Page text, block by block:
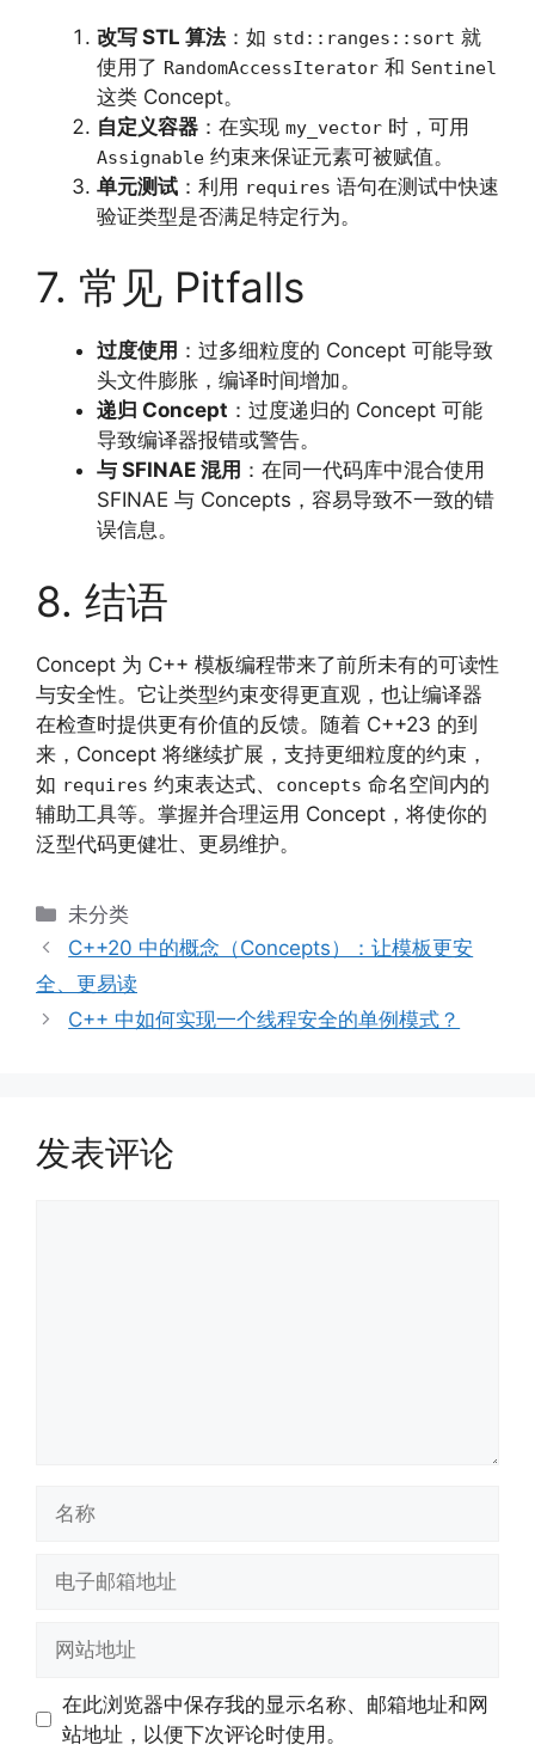
改写 STL 算法：如 std::ranges::sort 就
使用了 RandomAccessIterator 和 Sentinel
这类 Concept。
自定义容器 ：在实现 my_vector 时，可用
Assignable 约束来保证元素可被赋值。
单元测试 ：利用 requires 语句在测试中快速
验证类型是否满足特定行为。
7. 常见 Pitfalls
过度使用 ：过多细粒度的 Concept 可能导致
头文件膨胀，编译时间增加。
递归 Concept ：过度递归的 Concept 可能
导致编译器报错或警告。
与 SFINAE 混用 ：在同一代码库中混合使用
SFINAE 与 Concepts，容易导致不一致的错
误信息。
8. 结语
Concept 为 C++ 模板编程带来了前所未有的可读性
与安全性。它让类型约束变得更直观，也让编译器
在检查时提供更有价值的反馈。随着 C++23 的到
来，Concept 将继续扩展，支持更细粒度的约束，
如 requires 约束表达式、 concepts 命名空间内的
辅助工具等。掌握并合理运用 Concept，将使你的
泛型代码更健壮、更易维护。
分
类
未分类
C++20 中的概念（Concepts）：让模板更安
全、更易读
C++ 中如何实现一个线程安全的单例模式？
发表评论
址
址
在此浏览器中保存我的显示名称、邮箱地址和网
站地址，以便下次评论时使用。